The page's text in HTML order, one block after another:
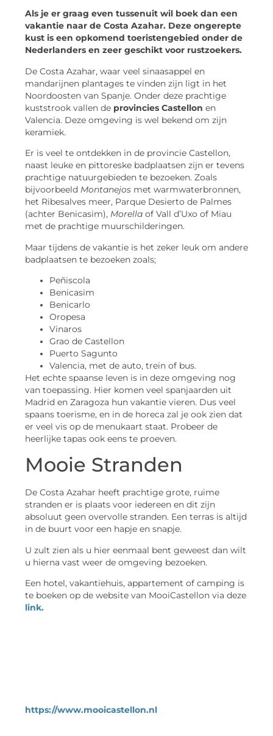
Als je er graag even tussenuit wil boek dan een
vakantie naar de Costa Azahar. Deze ongerepte
kust is een opkomend toeristengebied onder de
Nederlanders en zeer geschikt voor rustzoekers.
De Costa Azahar, waar veel sinaasappel en
mandarijnen plantages te vinden zijn ligt in het
Noordoosten van Spanje. Onder deze prachtige
kuststrook vallen de provincies Castellon en
Valencia. Deze omgeving is wel bekend om zijn
keramiek.
Er is veel te ontdekken in de provincie Castellon,
naast leuke en pittoreske badplaatsen zijn er tevens
prachtige natuurgebieden te bezoeken. Zoals
bijvoorbeeld Montanejos met warmwaterbronnen,
het Ribesalves meer, Parque Desierto de Palmes
(achter Benicasim), Morella of Vall d’Uxo of Miau
met de prachtige muurschilderingen.
Maar tijdens de vakantie is het zeker leuk om andere
badplaatsen te bezoeken zoals;
Peñiscola
Benicasim
Benicarlo
Oropesa
Vinaros
Grao de Castellon
Puerto Sagunto
Valencia, met de auto, trein of bus.
Het echte spaanse leven is in deze omgeving nog
van toepassing. Hier komen veel spanjaarden uit
Madrid en Zaragoza hun vakantie vieren. Dus veel
spaans toerisme, en in de horeca zal je ook zien dat
er veel vis op de menukaart staat. Probeer de
heerlijke tapas ook eens te proeven.
Mooie Stranden
De Costa Azahar heeft prachtige grote, ruime
stranden er is plaats voor iedereen en dit zijn
absoluut geen overvolle stranden. Een terras is altijd
in de buurt voor een hapje en snapje.
U zult zien als u hier eenmaal bent geweest dan wilt
u hierna vast weer de omgeving bezoeken.
Een hotel, vakantiehuis, appartement of camping is
te boeken op de website van MooiCastellon via deze
link.
https://www.mooicastellon.nl